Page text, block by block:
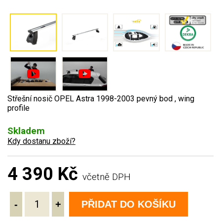
Střešní nosič OPEL Astra 1998-2003 pevný bod , wing
profile
Skladem
Kdy dostanu zboží?
4 390 Kč včetně DPH
- + PŘIDAT DO KOŠÍKU